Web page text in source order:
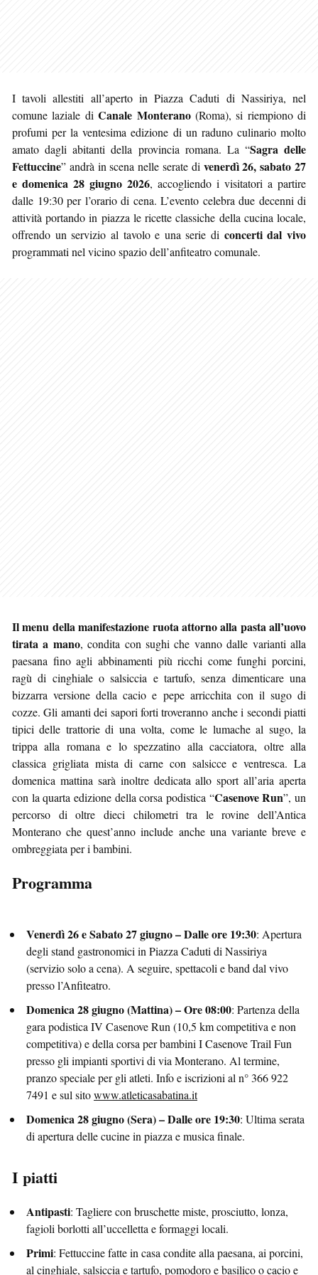
I tavoli allestiti all’aperto in Piazza Caduti di Nassiriya, nel
comune laziale diCanale Monterano(Roma), si riempiono di
profumi per la ventesima edizione di un raduno culinario molto
amato dagli abitanti della provincia romana. La “Sagra delle
Fettuccine” andrà in scena nelle serate di venerdì 26, sabato 27
e domenica 28 giugno 2026, accogliendo i visitatori a partire
dalle 19:30 per l’orario di cena. L’evento celebra due decenni di
attività portando in piazza le ricette classiche della cucina locale,
offrendo un servizio al tavolo e una serie di concerti dal vivo
programmati nel vicino spazio dell’anfiteatro comunale.
Il menu della manifestazione ruota attorno alla pasta all’uovo
tirata a mano, condita con sughi che vanno dalle varianti alla
paesana fino agli abbinamenti più ricchi come funghi porcini,
ragù di cinghiale o salsiccia e tartufo, senza dimenticare una
bizzarra versione della cacio e pepe arricchita con il sugo di
cozze. Gli amanti dei sapori forti troveranno anche i secondi piatti
tipici delle trattorie di una volta, come le lumache al sugo, la
trippa alla romana e lo spezzatino alla cacciatora, oltre alla
classica grigliata mista di carne con salsicce e ventresca. La
domenica mattina sarà inoltre dedicata allo sport all’aria aperta
con la quarta edizione della corsa podistica “Casenove Run”, un
percorso di oltre dieci chilometri tra le rovine dell’Antica
Monterano che quest’anno include anche una variante breve e
ombreggiata per i bambini.
Programma
Venerdì 26 e Sabato 27 giugno – Dalle ore 19:30: Apertura
degli stand gastronomici in Piazza Caduti di Nassiriya
(servizio solo a cena). A seguire, spettacoli e band dal vivo
presso l’Anfiteatro.
Domenica 28 giugno (Mattina) – Ore 08:00: Partenza della
gara podistica IV Casenove Run (10,5 km competitiva e non
competitiva) e della corsa per bambini I Casenove Trail Fun
presso gli impianti sportivi di via Monterano. Al termine,
pranzo speciale per gli atleti. Info e iscrizioni al n° 366 922
7491 e sul sitowww.atleticasabatina.it
Domenica 28 giugno (Sera) – Dalle ore 19:30: Ultima serata
di apertura delle cucine in piazza e musica finale.
I piatti
Antipasti: Tagliere con bruschette miste, prosciutto, lonza,
fagioli borlotti all’uccelletta e formaggi locali.
Primi: Fettuccine fatte in casa condite alla paesana, ai porcini,
al cinghiale, salsiccia e tartufo, pomodoro e basilico o cacio e